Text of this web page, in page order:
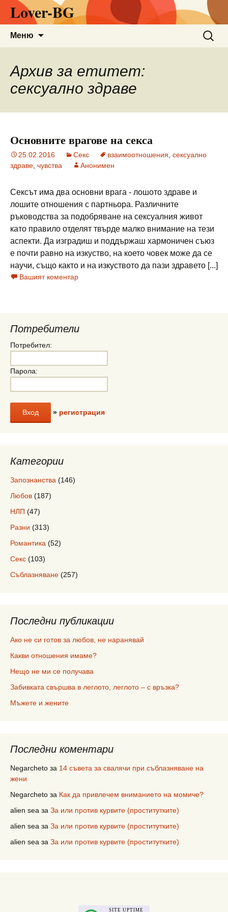
Lover-BG
Меню
за:
Архив за етитет:
сексуално здраве
Основните врагове на секса
25.02.2016 Секс взаимоотношения сексуално
здраве чувства Анонимен
Сексът има два основни врага - лошото здраве и
лошите отношения с партньора. Различните
ръководства за подобряване на сексуалния живот
като правило отделят твърде малко внимание на тези
аспекти. Да изградиш и поддържаш хармоничен съюз
е почти равно на изкуство, на което човек може да се
научи, също както и на изкуството да пази здравето [...]
Вашият коментар
Потребители
Потребител:
Парола:
» регистрация
Категории
Запознанства (146)
Любов (187)
НЛП (47)
Разни (313)
Романтика (52)
Секс (103)
Съблазняване (257)
Последни публикации
Ако не си готов за любов, не наранявай
Какви отношения имаме?
Нещо не ми се получава
Забивката свършва в леглото, леглото – с връзка?
Мъжете и жените
Последни коментари
Negarcheto за 14 съвета за свалячи при съблазняване на
жени
Negarcheto за Как да привлечем вниманието на момиче?
alien sea за За или против курвите (проститутките)
alien sea за За или против курвите (проститутките)
alien sea за За или против курвите (проститутките)